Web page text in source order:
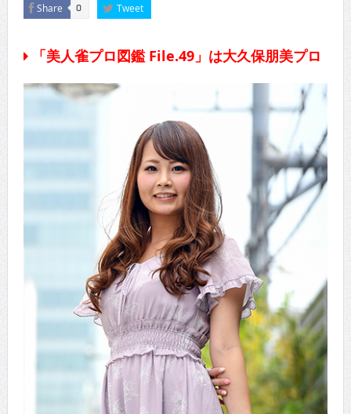
Share 0 Tweet
「美人雀プロ図鑑 File.49」は大久保朋美プロ